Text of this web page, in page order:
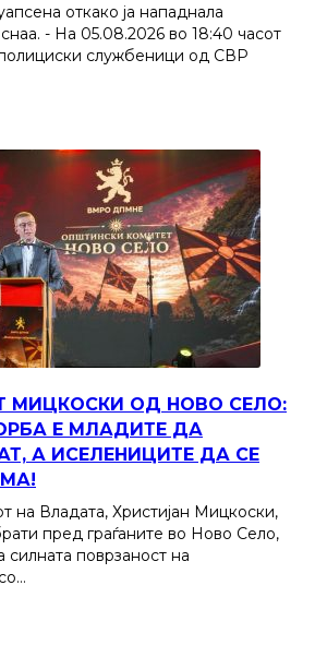
откако ја нападнала
- На 05.08.2026 во 18:40 часот
службеници од СВР
МИЦКОСКИ ОД НОВО СЕЛО:
Е МЛАДИТЕ ДА
А ИСЕЛЕНИЦИТЕ ДА СЕ
на Владата, Христијан Мицкоски,
пред граѓаните во Ново Село,
силната поврзаност на